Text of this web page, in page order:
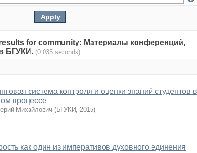
for community: Материалы конференций,
БГУКИ. (0.035 seconds)
система контроля и оценки знаний студентов в
процессе
Михайлович (БГУКИ, 2015)
как один из императивов духовного единения